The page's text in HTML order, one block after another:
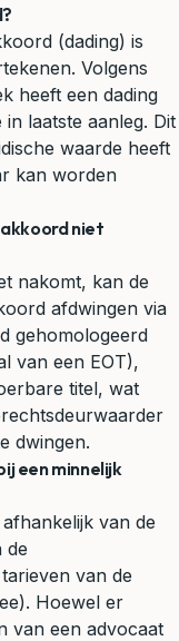
(dading) is
Volgens
heeft een dading
laatste aanleg. Dit
waarde heeft
kan worden
niet
nakomt, kan de
afdwingen via
gehomologeerd
van een EOT),
titel, wat
dwingen.
een minnelijk
van de
de
van de
Hoewel er
van een advocaat